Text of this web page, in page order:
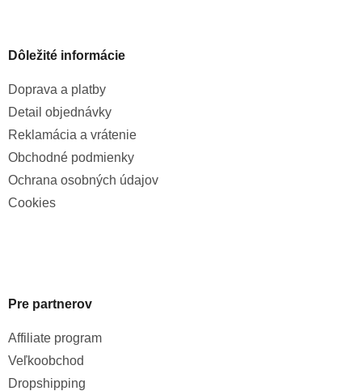
Dôležité informácie
Doprava a platby
Detail objednávky
Reklamácia a vrátenie
Obchodné podmienky
Ochrana osobných údajov
Cookies
Pre partnerov
Affiliate program
Veľkoobchod
Dropshipping